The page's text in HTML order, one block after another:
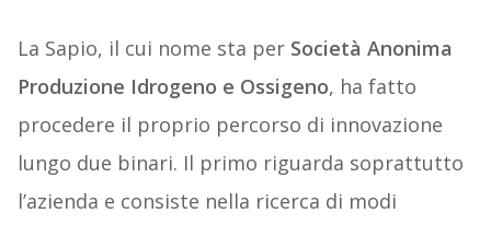
La Sapio, il cui nome sta per Società Anonima
Produzione Idrogeno e Ossigeno, ha fatto
procedere il proprio percorso di innovazione
lungo due binari. Il primo riguarda soprattutto
l’azienda e consiste nella ricerca di modi